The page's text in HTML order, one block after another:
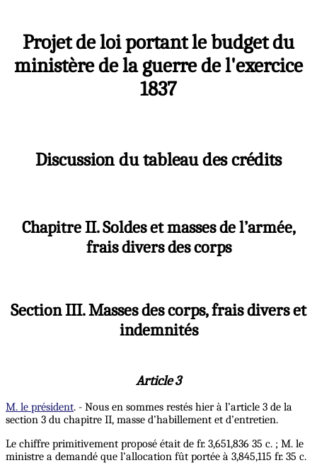
Projet de loi portant le budget du
ministère de la guerre de l'exercice
1837
Discussion du tableau des crédits
Chapitre II. Soldes et masses de l’armée,
frais divers des corps
Section III. Masses des corps, frais divers et
indemnités
Article 3
M. le président. - Nous en sommes restés hier à l’article 3 de la
section 3 du chapitre II, masse d’habillement et d’entretien.
Le chiffre primitivement proposé était de fr. 3,651,836 35 c. ; M. le
ministre a demandé que l’allocation fût portée à 3,845,115 fr. 35 c.